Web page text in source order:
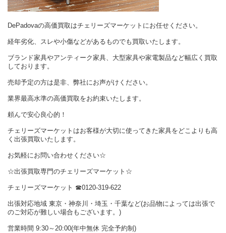
DePadovaの高価買取はチェリーズマーケットにお任せください。
経年劣化、スレや小傷などがあるものでも買取いたします。
ブランド家具やアンティーク家具、大型家具や家電製品など幅広く買取
しております。
売却予定の方は是非、弊社にお声がけください。
業界最高水準の高価買取をお約束いたします。
頼んで安心良心的！
チェリーズマーケットはお客様が大切に使ってきた家具をどこよりも高
く出張買取いたします。
お気軽にお問い合わせください☆
☆出張買取専門のチェリーズマーケット☆
チェリーズマーケット ☎︎0120-319-622
出張対応地域 東京・神奈川・埼玉・千葉など(お品物によっては出張で
のご対応が難しい場合もございます。)
営業時間 9:30～20:00(年中無休 完全予約制)